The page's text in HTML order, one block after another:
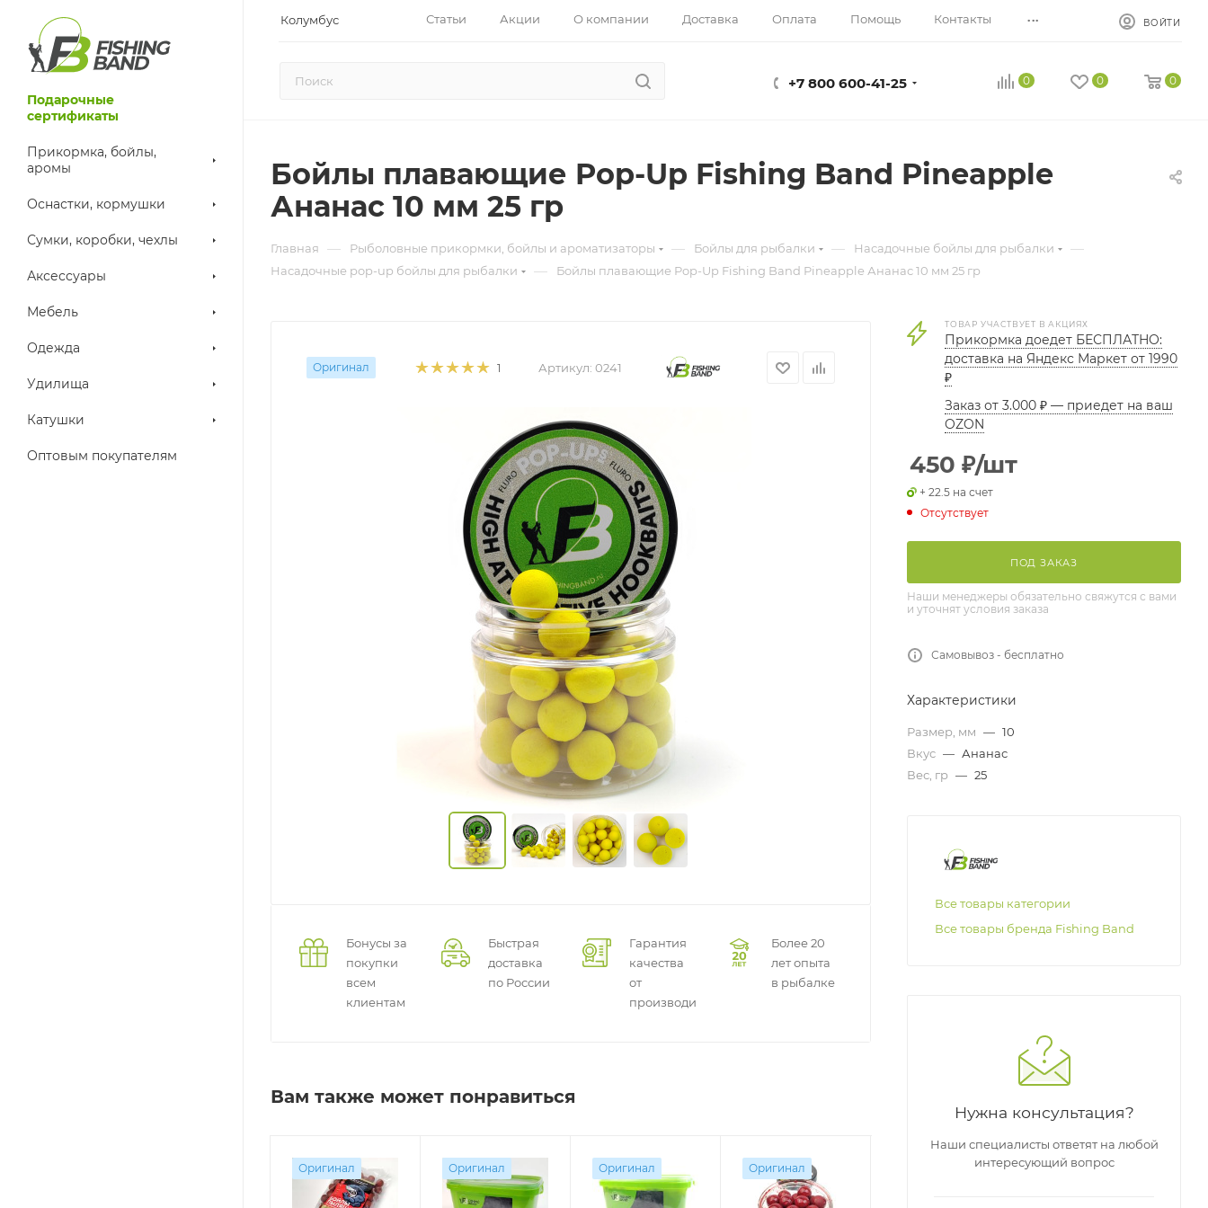
Колумбус Статьи Акции О компании Доставка Оплата Помощь Контакты ... ВОЙТИ
+7 800 600-41-25 0 0 0
Подарочные
сертификаты
Прикормка, бойлы,
аромы
Оснастки, кормушки
Сумки, коробки, чехлы
Аксессуары
Мебель
Одежда
Удилища
Катушки
Оптовым покупателям
Бойлы плавающие Pop-Up Fishing Band Pineapple
Ананас 10 мм 25 гр
Главная — Рыболовные прикормки, бойлы и ароматизаторы — Бойлы для рыбалки — Насадочные бойлы для рыбалки —
Насадочные pop-up бойлы для рыбалки — Бойлы плавающие Pop-Up Fishing Band Pineapple Ананас 10 мм 25 гр
Оригинал 1 Артикул: 0241
Бонусы за
покупки
всем
клиентам
Быстрая
доставка
по России
Гарантия
качества
от
производителей
Более 20
лет опыта
в рыбалке
Вам также может понравиться
Оригинал Оригинал Оригинал Оригинал Оригинал
ТОВАР УЧАСТВУЕТ В АКЦИЯХ
Прикормка доедет БЕСПЛАТНО:
доставка на Яндекс Маркет от 1990
₽
Заказ от 3.000 ₽ — приедет на ваш
OZON
450 ₽/шт
+ 22.5 на счет
Отсутствует
ПОД ЗАКАЗ
Наши менеджеры обязательно свяжутся с вами
и уточнят условия заказа
Самовывоз - бесплатно
Характеристики
Размер, мм — 10
Вкус — Ананас
Вес, гр — 25
Все товары категории
Все товары бренда Fishing Band
Нужна консультация?
Наши специалисты ответят на любой
интересующий вопрос